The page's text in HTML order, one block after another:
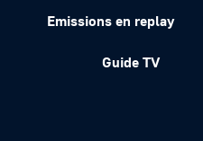
Emissions en replay
Guide TV